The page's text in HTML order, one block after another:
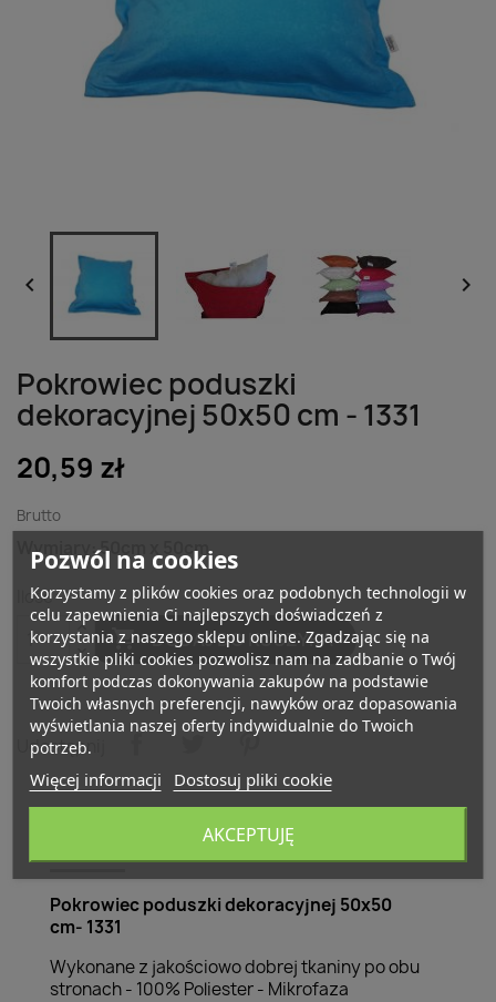
 
Pokrowiec poduszki
dekoracyjnej 50x50 cm - 1331
20,59 zł
Brutto
Wymiary: 50cm x 50cm
Ilość
 DODAJ DO KOSZYKA
Udostępnij
Szczegóły produktu
Pokrowiec poduszki dekoracyjnej 50x50
cm- 1331
Wykonane z jakościowo dobrej tkaniny po obu
stronach - 100% Poliester - Mikrofaza
Pozwól na cookies
Korzystamy z plików cookies oraz podobnych technologii w
celu zapewnienia Ci najlepszych doświadczeń z
korzystania z naszego sklepu online. Zgadzając się na
wszystkie pliki cookies pozwolisz nam na zadbanie o Twój
komfort podczas dokonywania zakupów na podstawie
Twoich własnych preferencji, nawyków oraz dopasowania
wyświetlania naszej oferty indywidualnie do Twoich
potrzeb.
Więcej informacji Dostosuj pliki cookie
AKCEPTUJĘ